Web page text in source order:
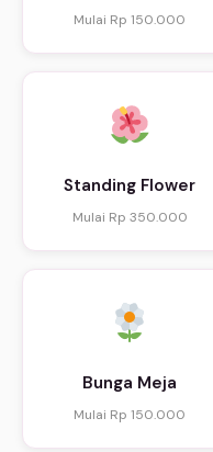
Mulai Rp 150.000
Standing Flower
Mulai Rp 350.000
Bunga Meja
Mulai Rp 150.000